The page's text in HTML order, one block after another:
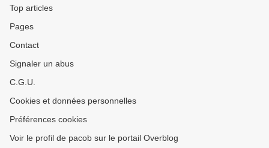
Top articles
Pages
Contact
Signaler un abus
C.G.U.
Cookies et données personnelles
Préférences cookies
Voir le profil de pacob sur le portail Overblog